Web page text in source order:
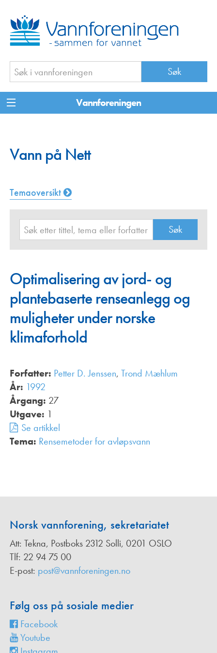
Vannforeningen
Vann på Nett
Temaoversikt
Optimalisering av jord- og
plantebaserte renseanlegg og
muligheter under norske
klimaforhold
Forfatter: Petter D. Jenssen, Trond Mæhlum
År: 1992
Årgang: 27
Utgave: 1
Se artikkel
Tema: Rensemetoder for avløpsvann
Norsk vannforening, sekretariatet
Att: Tekna, Postboks 2312 Solli, 0201 OSLO
Tlf: 22 94 75 00
E-post: post@vannforeningen.no
Følg oss på sosiale medier
Facebook
Youtube